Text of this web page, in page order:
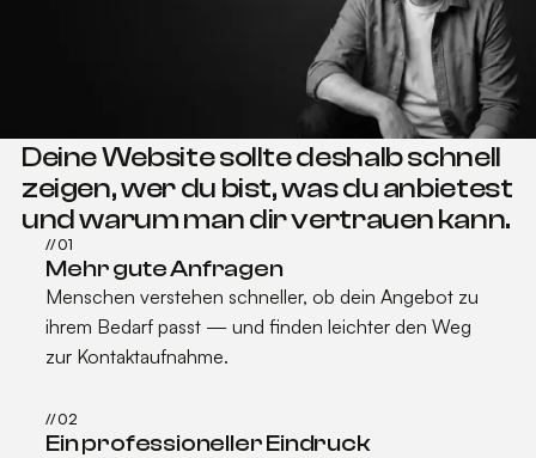
Kunden, Bewerber und
Geschäftspartner informieren sich
online, bevor sie Kontakt
Deine Website sollte deshalb schnell
zeigen, wer du bist, was du anbietest
und warum man dir vertrauen kann.
//01
Mehr gute Anfragen
Menschen verstehen schneller, ob dein Angebot zu
ihrem Bedarf passt — und finden leichter den Weg
zur Kontaktaufnahme.
//02
Ein professioneller Eindruck